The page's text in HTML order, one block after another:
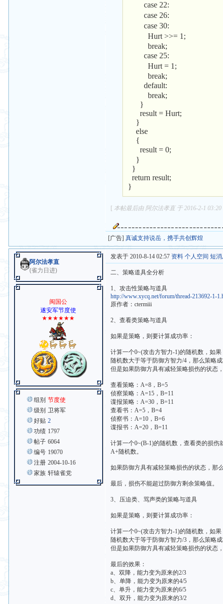
case 22: //
case 26: //
case 30: //
Hurt >>= 1; //
break;
case 25: //
Hurt = 1; // 基
break;
default: // 其
break;
}
result = Hurt;
}
else
{
result = 0; // 判定
}
}
return result;
}
[ 本帖最后由 阿尔法孝直 于 2016-2-1
[广告]真诚支持说岳，携手共创辉煌
阿尔法孝直
(雀力日进)
闽国公
遂安军节度使
★★★★★★
组别 节度使
级别 卫将军
好贴 2
功绩 1797
帖子 6064
编号 19070
注册 2004-10-16
家族 轩辕雀党
发表于 2010-8-14 02:57 资料 个人空间 短
二、策略道具全分析
1、攻击性策略与道具
http://www.xycq.net/forum/thread-213692-1-
原作者：ctermiii
2、查看类策略与道具
如果是策略，则要计算成功率：
计算一个0~(攻击方智力-1)的随机数，如果
随机数大于等于防御方智力/4，那么策略
但是如果防御方具有减轻策略损伤的状态
查看策略：A=8，B=5
侦察策略：A=15，B=11
谍报策略：A=30，B=11
查看书：A=5，B=4
侦察书：A=10，B=6
谍报书：A=20，B=11
计算一个0~(B-1)的随机数，查看类的损伤
A+随机数。
如果防御方具有减轻策略损伤的状态，那
最后，损伤不能超过防御方剩余策略值。
3、压迫类、骂声类的策略与道具
如果是策略，则要计算成功率：
计算一个0~(攻击方智力-1)的随机数，如果
随机数大于等于防御方智力/3，那么策略
但是如果防御方具有减轻策略损伤的状态
最后的效果：
a、双降，能力变为原来的2/3
b、单降，能力变为原来的4/5
c、单升，能力变为原来的6/5
d、双升，能力变为原来的3/2